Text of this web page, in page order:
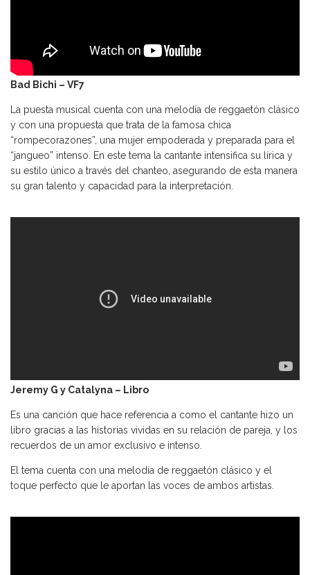
Bad Bichi – VF7
La puesta musical cuenta con una melodía de reggaetón clásico
y con una propuesta que trata de la famosa chica
“rompecorazones”, una mujer empoderada y preparada para el
“jangueo” intenso. En este tema la cantante intensifica su lírica y
su estilo único a través del chanteo, asegurando de esta manera
su gran talento y capacidad para la interpretación.
Jeremy G y Catalyna – Libro
Es una canción que hace referencia a como el cantante hizo un
libro gracias a las historias vividas en su relación de pareja, y los
recuerdos de un amor exclusivo e intenso.
El tema cuenta con una melodía de reggaetón clásico y el
toque perfecto que le aportan las voces de ambos artistas.